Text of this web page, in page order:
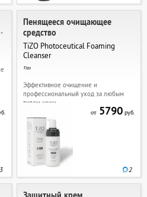
3
Пенящееся очищающее
средство
TiZO Photoceutical Foaming
Cleanser
Tizo
Эффективное очищение и
профессиональный уход за любым
типом кожи
от5790руб.
2